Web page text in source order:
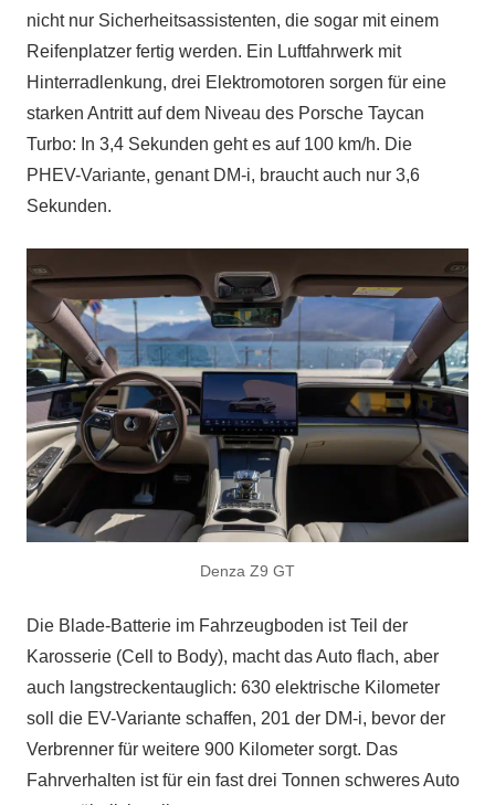
nicht nur Sicherheitsassistenten, die sogar mit einem
Reifenplatzer fertig werden. Ein Luftfahrwerk mit
Hinterradlenkung, drei Elektromotoren sorgen für eine
starken Antritt auf dem Niveau des Porsche Taycan
Turbo: In 3,4 Sekunden geht es auf 100 km/h. Die
PHEV-Variante, genant DM-i, braucht auch nur 3,6
Sekunden.
Denza Z9 GT
Die Blade-Batterie im Fahrzeugboden ist Teil der
Karosserie (Cell to Body), macht das Auto flach, aber
auch langstreckentauglich: 630 elektrische Kilometer
soll die EV-Variante schaffen, 201 der DM-i, bevor der
Verbrenner für weitere 900 Kilometer sorgt. Das
Fahrverhalten ist für ein fast drei Tonnen schweres Auto